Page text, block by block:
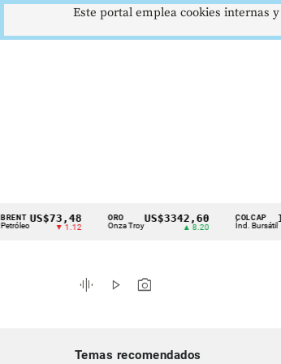
Cintillo
indicadores
económicos
US$73,48
▼ 1.12
ORO
Onza Troy
US$3342,60 COLCAP
Índ. Bursátil
graphic_eq play_arrow photo_camera
Temas recomendados
Este portal emplea cookies internas